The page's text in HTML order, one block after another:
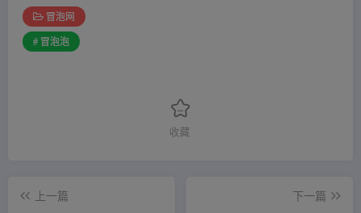
冒泡网
# 冒泡泡
收藏
上一篇
下一篇